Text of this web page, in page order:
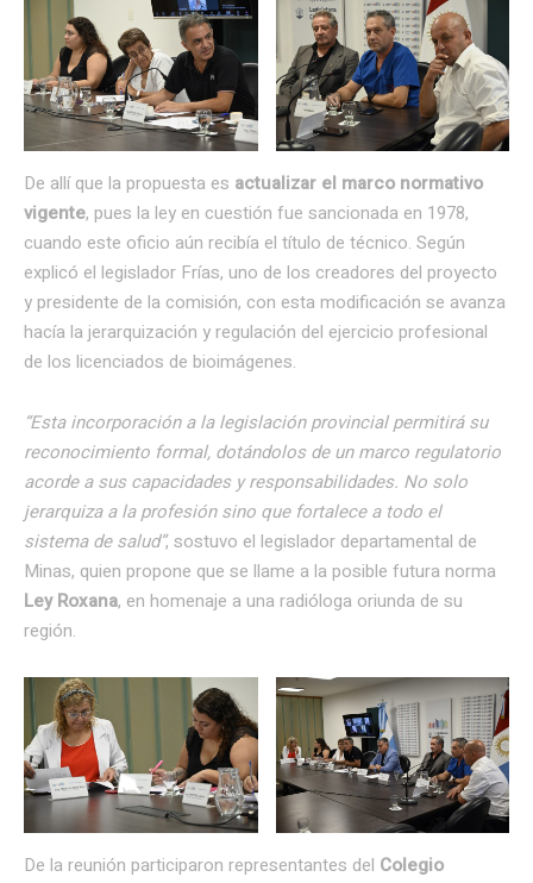
De allí que la propuesta es actualizar el marco normativo
vigente, pues la ley en cuestión fue sancionada en 1978,
cuando este oficio aún recibía el título de técnico. Según
explicó el legislador Frías, uno de los creadores del proyecto
y presidente de la comisión, con esta modificación se avanza
hacía la jerarquización y regulación del ejercicio profesional
de los licenciados de bioimágenes.
“Esta incorporación a la legislación provincial permitirá su
reconocimiento formal, dotándolos de un marco regulatorio
acorde a sus capacidades y responsabilidades. No solo
jerarquiza a la profesión sino que fortalece a todo el
sistema de salud”, sostuvo el legislador departamental de
Minas, quien propone que se llame a la posible futura norma
Ley Roxana, en homenaje a una radióloga oriunda de su
región.
De la reunión participaron representantes del Colegio